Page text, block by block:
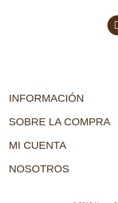
INFORMACIÓN
SOBRE LA COMPRA
MI CUENTA
NOSOTROS